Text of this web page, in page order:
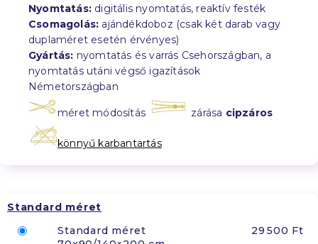
Nyomtatás: digitális nyomtatás, reaktív festék
Csomagolás: ajándékdoboz (csak két darab vagy
duplaméret esetén érvényes)
Gyártás: nyomtatás és varrás Csehországban, a
nyomtatás utáni végső igazítások
Németországban
méret módosítás zárása cipzáros
könnyű karbantartás
Standard méret
Standard méret
29 500 Ft